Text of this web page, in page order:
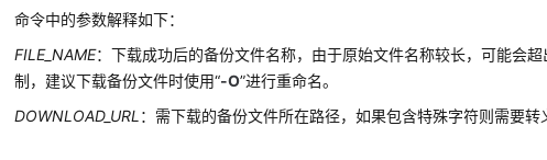
命令中的参数解释如下：
FILE_NAME：下载成功后的备份文件名称，由于原始文件名称较长，可能会
制，建议下载备份文件时使用“-O”进行重命名。
DOWNLOAD_URL ：需下载的备份文件所在路径，如果包含特殊字符则需要转